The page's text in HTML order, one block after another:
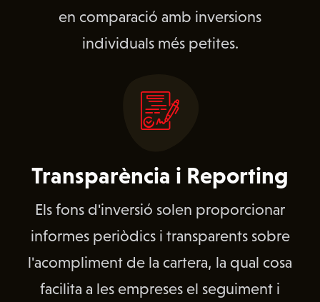
en comparació amb inversions
individuals més petites.
Transparència i Reporting
Els fons d'inversió solen proporcionar
informes periòdics i transparents sobre
l'acompliment de la cartera, la qual cosa
facilita a les empreses el seguiment i